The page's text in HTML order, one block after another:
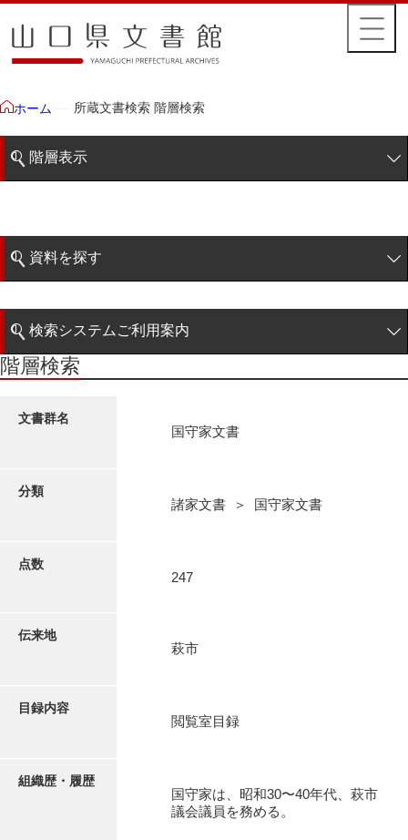
ホーム 所蔵文書検索 階層検索
階層表示
藩政文書
特定歴史公文書
諸家文書
荒瀬家文書（防府市）
資料を探す
階層検索
近代刊行写真帳類
検索システムご利用案内
検索システムの利用について
更新履歴
階層検索
文書群名
国守家文書
分類
諸家文書 ＞ 国守家文書
点数
247
伝来地
萩市
目録内容
閲覧室目録
組織歴・履歴
国守家は、昭和30〜40年代、萩市
議会議員を務める。